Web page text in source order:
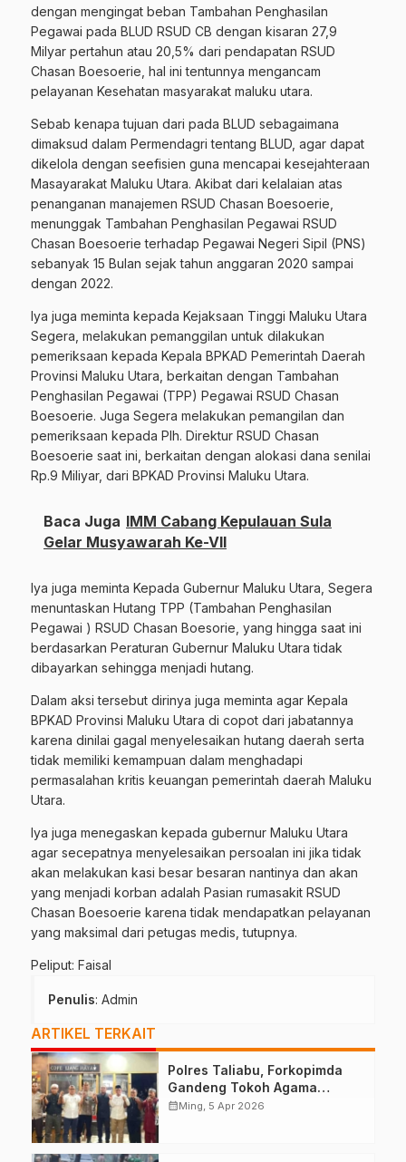
dengan mengingat beban Tambahan Penghasilan
Pegawai pada BLUD RSUD CB dengan kisaran 27,9
Milyar pertahun atau 20,5% dari pendapatan RSUD
Chasan Boesoerie, hal ini tentunnya mengancam
pelayanan Kesehatan masyarakat maluku utara.
Sebab kenapa tujuan dari pada BLUD sebagaimana
dimaksud dalam Permendagri tentang BLUD, agar dapat
dikelola dengan seefisien guna mencapai kesejahteraan
Masayarakat Maluku Utara. Akibat dari kelalaian atas
penanganan manajemen RSUD Chasan Boesoerie,
menunggak Tambahan Penghasilan Pegawai RSUD
Chasan Boesoerie terhadap Pegawai Negeri Sipil (PNS)
sebanyak 15 Bulan sejak tahun anggaran 2020 sampai
dengan 2022.
Iya juga meminta kepada Kejaksaan Tinggi Maluku Utara
Segera, melakukan pemanggilan untuk dilakukan
pemeriksaan kepada Kepala BPKAD Pemerintah Daerah
Provinsi Maluku Utara, berkaitan dengan Tambahan
Penghasilan Pegawai (TPP) Pegawai RSUD Chasan
Boesoerie. Juga Segera melakukan pemangilan dan
pemeriksaan kepada Plh. Direktur RSUD Chasan
Boesoerie saat ini, berkaitan dengan alokasi dana senilai
Rp.9 Miliyar, dari BPKAD Provinsi Maluku Utara.
Baca Juga IMM Cabang Kepulauan Sula
Gelar Musyawarah Ke-VII
Iya juga meminta Kepada Gubernur Maluku Utara, Segera
menuntaskan Hutang TPP (Tambahan Penghasilan
Pegawai ) RSUD Chasan Boesorie, yang hingga saat ini
berdasarkan Peraturan Gubernur Maluku Utara tidak
dibayarkan sehingga menjadi hutang.
Dalam aksi tersebut dirinya juga meminta agar Kepala
BPKAD Provinsi Maluku Utara di copot dari jabatannya
karena dinilai gagal menyelesaikan hutang daerah serta
tidak memiliki kemampuan dalam menghadapi
permasalahan kritis keuangan pemerintah daerah Maluku
Utara.
Iya juga menegaskan kepada gubernur Maluku Utara
agar secepatnya menyelesaikan persoalan ini jika tidak
akan melakukan kasi besar besaran nantinya dan akan
yang menjadi korban adalah Pasian rumasakit RSUD
Chasan Boesoerie karena tidak mendapatkan pelayanan
yang maksimal dari petugas medis, tutupnya.
Peliput: Faisal
Penulis: Admin
ARTIKEL TERKAIT
Polres Taliabu, Forkopimda
Gandeng Tokoh Agama
Deklarasikan Damai
calendar_monthMing, 5 Apr 2026